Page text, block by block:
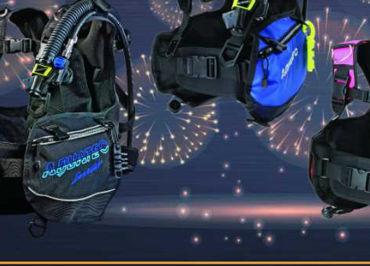
Hava Filtresi
UDT/NAVY SEAL Yüzer Can
Yeleği